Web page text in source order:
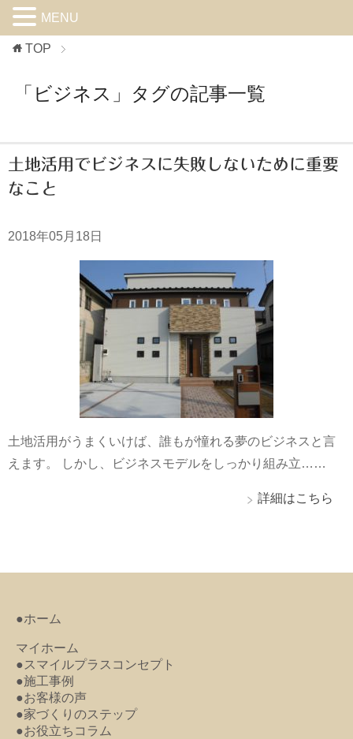
TOP
「ビジネス」タグの記事一覧
土地活用でビジネスに失敗しないために重要
なこと
2018年05月18日
土地活用がうまくいけば、誰もが憧れる夢のビジネスと言
えます。 しかし、ビジネスモデルをしっかり組み立……
詳細はこちら
●ホーム
マイホーム
●スマイルプラスコンセプト
●施工事例
●お客様の声
●家づくりのステップ
●お役立ちコラム
MENU